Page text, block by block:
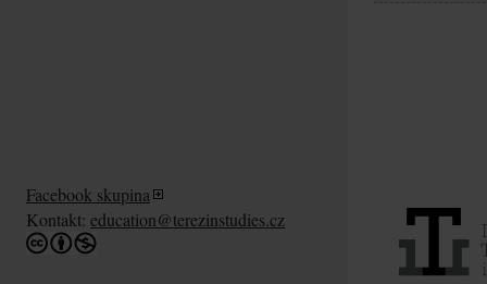
Facebook skupina
Kontakt: education@terezinstudies.cz